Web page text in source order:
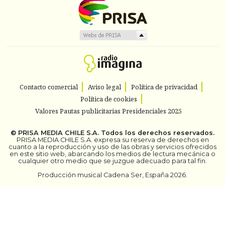
Contacto comercial Aviso legal
Política de privacidad
Política de cookies
Valores Pautas publicitarias Presidenciales 2025
© PRISA MEDIA CHILE S.A. Todos los derechos reservados.
PRISA MEDIA CHILE S.A. expresa su reserva de derechos en
cuanto a la reproducción y uso de las obras y servicios ofrecidos
en este sitio web, abarcando los medios de lectura mecánica o
cualquier otro medio que se juzgue adecuado para tal fin.
Producción musical Cadena Ser, España 2026.